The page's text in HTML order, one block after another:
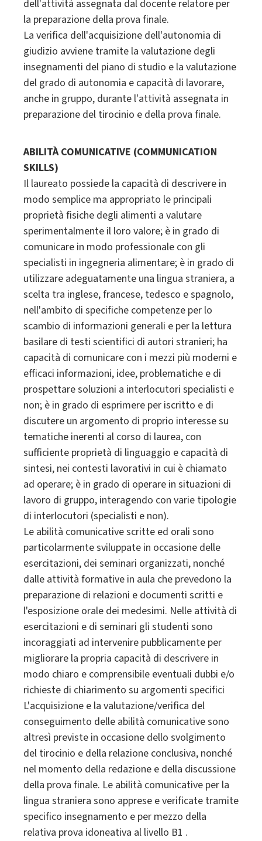
dell'attività assegnata dal docente relatore per
la preparazione della prova finale.
La verifica dell'acquisizione dell'autonomia di
giudizio avviene tramite la valutazione degli
insegnamenti del piano di studio e la valutazione
del grado di autonomia e capacità di lavorare,
anche in gruppo, durante l'attività assegnata in
preparazione del tirocinio e della prova finale.
ABILITÀ COMUNICATIVE (COMMUNICATION
SKILLS)
Il laureato possiede la capacità di descrivere in
modo semplice ma appropriato le principali
proprietà fisiche degli alimenti a valutare
sperimentalmente il loro valore; è in grado di
comunicare in modo professionale con gli
specialisti in ingegneria alimentare; è in grado di
utilizzare adeguatamente una lingua straniera, a
scelta tra inglese, francese, tedesco e spagnolo,
nell'ambito di specifiche competenze per lo
scambio di informazioni generali e per la lettura
basilare di testi scientifici di autori stranieri; ha
capacità di comunicare con i mezzi più moderni e
efficaci informazioni, idee, problematiche e di
prospettare soluzioni a interlocutori specialisti e
non; è in grado di esprimere per iscritto e di
discutere un argomento di proprio interesse su
tematiche inerenti al corso di laurea, con
sufficiente proprietà di linguaggio e capacità di
sintesi, nei contesti lavorativi in cui è chiamato
ad operare; è in grado di operare in situazioni di
lavoro di gruppo, interagendo con varie tipologie
di interlocutori (specialisti e non).
Le abilità comunicative scritte ed orali sono
particolarmente sviluppate in occasione delle
esercitazioni, dei seminari organizzati, nonché
dalle attività formative in aula che prevedono la
preparazione di relazioni e documenti scritti e
l'esposizione orale dei medesimi. Nelle attività di
esercitazioni e di seminari gli studenti sono
incoraggiati ad intervenire pubblicamente per
migliorare la propria capacità di descrivere in
modo chiaro e comprensibile eventuali dubbi e/o
richieste di chiarimento su argomenti specifici
L'acquisizione e la valutazione/verifica del
conseguimento delle abilità comunicative sono
altresì previste in occasione dello svolgimento
del tirocinio e della relazione conclusiva, nonché
nel momento della redazione e della discussione
della prova finale. Le abilità comunicative per la
lingua straniera sono apprese e verificate tramite
specifico insegnamento e per mezzo della
relativa prova idoneativa al livello B1 .